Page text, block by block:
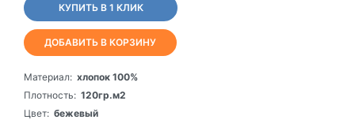
КУПИТЬ В 1 КЛИК
ДОБАВИТЬ В КОРЗИНУ
Материал: хлопок 100%
Плотность: 120гр.м2
Цвет: бежевый